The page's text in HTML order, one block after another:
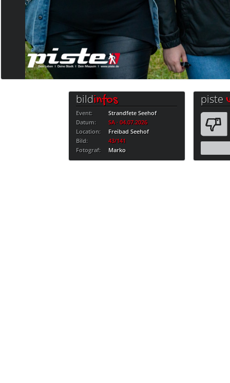
bildinfos
Event:
Strandfete Seehof
Datum:
SA · 04.07.2026
Location:
Freibad Seehof
Bild:
43/141
Fotograf:
Marko
piste